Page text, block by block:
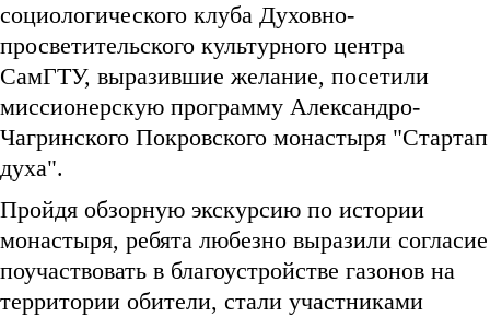
социологического клуба Духовно-
просветительского культурного центра
СамГТУ, выразившие желание, посетили
миссионерскую программу Александро-
Чагринского Покровского монастыря "Стартап
духа".
Пройдя обзорную экскурсию по истории
монастыря, ребята любезно выразили согласие
поучаствовать в благоустройстве газонов на
территории обители, стали участниками